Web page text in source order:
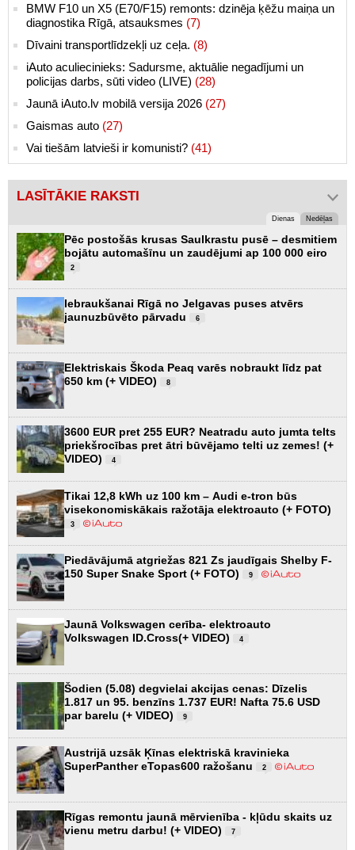
BMW F10 un X5 (E70/F15) remonts: dzinēja ķēžu maiņa un
diagnostika Rīgā, atsauksmes (7)
Dīvaini transportlīdzekļi uz ceļa. (8)
iAuto aculiecinieks: Sadursme, aktuālie negadījumi un
policijas darbs, sūti video (LIVE) (28)
Jaunā iAuto.lv mobilā versija 2026 (27)
Gaismas auto (27)
Vai tiešām latvieši ir komunisti? (41)
LASĪTĀKIE RAKSTI
Dienas Nedēļas
Pēc postošās krusas Saulkrastu pusē – desmitiem
bojātu automašīnu un zaudējumi ap 100 000 eiro
2
Iebraukšanai Rīgā no Jelgavas puses atvērs
jaunuzbūvēto pārvadu
6
Elektriskais Škoda Peaq varēs nobraukt līdz pat
650 km (+ VIDEO)
8
3600 EUR pret 255 EUR? Neatradu auto jumta telts
priekšrocības pret ātri būvējamo telti uz zemes! (+
VIDEO)
4
Tikai 12,8 kWh uz 100 km – Audi e-tron būs
visekonomiskākais ražotāja elektroauto (+ FOTO)
3
Piedāvājumā atgriežas 821 Zs jaudīgais Shelby F-
150 Super Snake Sport (+ FOTO)
9
Jaunā Volkswagen cerība- elektroauto
Volkswagen ID.Cross(+ VIDEO)
4
Šodien (5.08) degvielai akcijas cenas: Dīzelis
1.817 un 95. benzīns 1.737 EUR! Nafta 75.6 USD
par barelu (+ VIDEO)
9
Austrijā uzsāk Ķīnas elektriskā kravinieka
SuperPanther eTopas600 ražošanu
2
Rīgas remontu jaunā mērvienība - kļūdu skaits uz
vienu metru darbu! (+ VIDEO)
7